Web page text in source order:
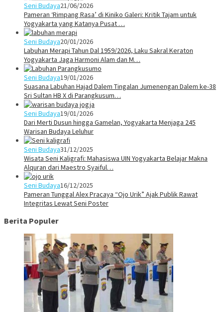
Seni Budaya21/06/2026
Pameran ‘Rimpang Rasa’ di Kiniko Galeri: Kritik Tajam untuk
Yogyakarta yang Katanya Pusat …
Seni Budaya20/01/2026
Labuhan Merapi Tahun Dal 1959/2026, Laku Sakral Keraton
Yogyakarta Jaga Harmoni Alam dan M…
Seni Budaya19/01/2026
Suasana Labuhan Hajad Dalem Tingalan Jumenengan Dalem ke-38
Sri Sultan HB X di Parangkusum…
Seni Budaya19/01/2026
Dari Merti Dusun hingga Gamelan, Yogyakarta Menjaga 245
Warisan Budaya Leluhur
Seni Budaya31/12/2025
Wisata Seni Kaligrafi: Mahasiswa UIN Yogyakarta Belajar Makna
Alquran dari Maestro Syaiful…
Seni Budaya16/12/2025
Pameran Tunggal Alex Pracaya “Ojo Urik” Ajak Publik Rawat
Integritas Lewat Seni Poster
Berita Populer